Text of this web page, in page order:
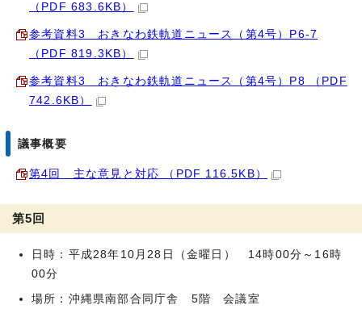
（PDF 683.6KB）
参考資料3 おきなわ鉄軌道ニュース（第4号）P6-7
（PDF 819.3KB）
参考資料3 おきなわ鉄軌道ニュース（第4号）P8 （PDF
742.6KB）
議事概要
第4回 主な意見と対応 （PDF 116.5KB）
第5回
日時：平成28年10月28日（金曜日） 14時00分～16時
00分
場所：沖縄県南部合同庁舎 5階 会議室